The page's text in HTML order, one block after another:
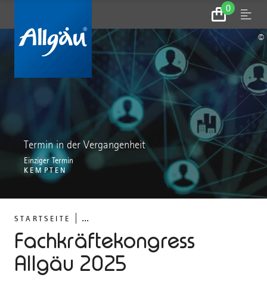
0
Zum
Warenkorb
Menu
STARTSEITE ...
Fachkräftekongress
Allgäu 2025
Termin in der Vergangenheit
Einziger Termin
KEMPTEN
©